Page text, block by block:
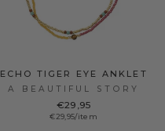
ECHO TIGER EYE ANKLET
A BEAUTIFUL STORY
€29,95
€29,95/item